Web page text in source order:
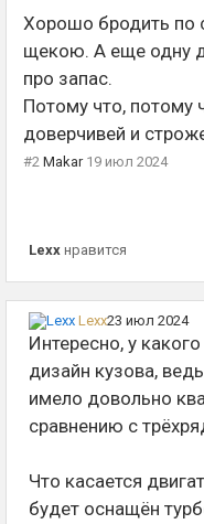
Хорошо бродить по
щекою. А еще одну
про запас.
Потому что, потому
доверчивей и
#2 Makar 19 июл 2024
Lexx нравится
Lexx23 июл 2024
Интересно, у
дизайн кузова,
имело довольно
сравнению с
Что касается
будет оснащён